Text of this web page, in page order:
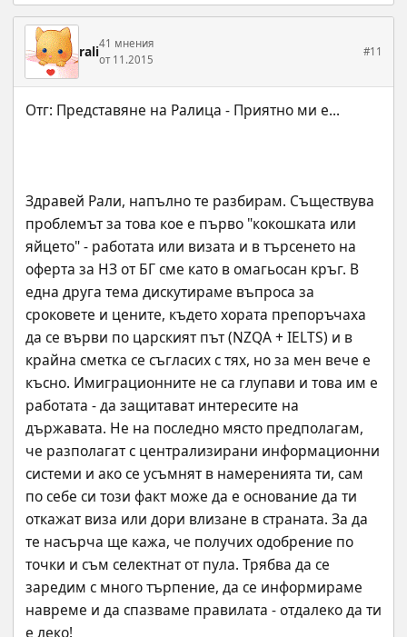
rali41 мнения
от 11.2015
#11
Здравей Рали, напълно те разбирам. Съществува
проблемът за това кое е първо "кокошката или
яйцето" - работата или визата и в търсенето на
оферта за НЗ от БГ сме като в омагьосан кръг. В
една друга тема дискутираме въпроса за
сроковете и цените, където хората препоръчаха
да се върви по царският път (NZQA + IELTS) и в
крайна сметка се съгласих с тях, но за мен вече е
късно. Имиграционните не са глупави и това им е
работата - да защитават интересите на
държавата. Не на последно място предполагам,
че разполагат с централизирани информационни
системи и ако се усъмнят в намеренията ти, сам
по себе си този факт може да е основание да ти
откажат виза или дори влизане в страната. За да
те насърча ще кажа, че получих одобрение по
точки и съм селектнат от пула. Трябва да се
заредим с много търпение, да се информираме
навреме и да спазваме правилата - отдалеко да ти
е леко!